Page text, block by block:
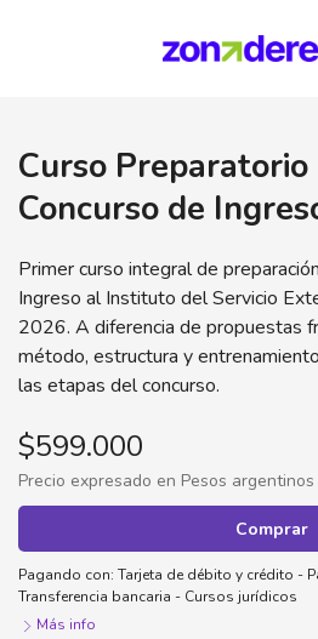
Curso
Concurso de
Primer curso integral de
Ingreso al Instituto del Servicio
2026. A diferencia de propuestas
método, estructura y
las etapas del concurso.
$599.000
Precio expresado en Pesos argentinos
Comprar
Pagando con: Tarjeta de débito y crédito -
Transferencia bancaria - Cursos jurídicos
Más info